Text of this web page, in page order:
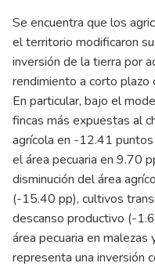
Se encuentra que los
el territorio modificaron
inversión de la tierra por
rendimiento a corto plazo
En particular, bajo el
fincas más expuestas al
agrícola en -12.41
el área pecuaria en 9.70
disminución del área
(-15.40 pp), cultivos
descanso productivo (-
área pecuaria en
representa una inversión